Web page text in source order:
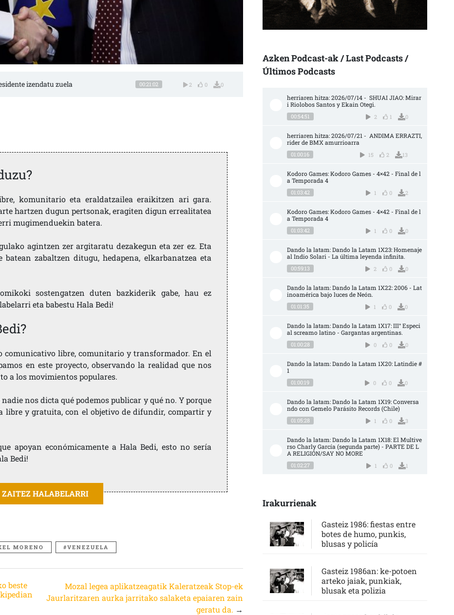
izendatu zuela 00:21:02 2 0 0
komunitario eta eraldatzailea eraikitzen ari gara.
hartzen dugun pertsonak, eragiten digun errealitatea
mugimenduekin batera.
agintzen zer argitaratu dezakegun eta zer ez. Eta
zabaltzen ditugu, hedapena, elkarbanatzea eta
sostengatzen duten bazkiderik gabe, hau ez
eta babestu Hala Bedi!
comunicativo libre, comunitario y transformador. En el
en este proyecto, observando la realidad que nos
a los movimientos populares.
nos dicta qué podemos publicar y qué no. Y porque
libre y gratuita, con el objetivo de difundir, compartir y
apoyan económicamente a Hala Bedi, esto no sería
Bedi!
ZAITEZ HALABELARRI
MORENO VENEZUELA
beste
Mozal legea aplikatzeagatik Kaleratzeak Stop-ek
Jaurlaritzaren aurka jarritako salaketa epaiaren zain
geratu da. →
Azken Podcast-ak / Last Podcasts /
Últimos Podcasts
herriaren hitza: 2026/07/14 -  SHUAI JIAO: Mirar
i Riolobos Santos y Ekain Otegi.
00:54:51 2 1 0
herriaren hitza: 2026/07/21 -  ANDIMA ERRAZTI,
rider de BMX amurrioarra
01:00:16 15 2 13
Kodoro Games: Kodoro Games - 4×42 - Final de l
a Temporada 4
01:03:42 1 0 2
Kodoro Games: Kodoro Games - 4×42 - Final de l
a Temporada 4
01:03:42 1 0 0
Dando la latam: Dando la Latam 1X23: Homenaje
al Indio Solari - La última leyenda infinita.
00:59:13 2 0 0
Dando la latam: Dando la Latam 1X22: 2006 - Lat
inoamérica bajo luces de Neón.
01:01:35 1 0 0
Dando la latam: Dando la Latam 1X17: III° Especi
al screamo latino - Gargantas argentinas.
01:00:28 0 0 0
Dando la latam: Dando la Latam 1X20: Latindie #
1
01:00:19 0 0 0
Dando la latam: Dando la Latam 1X19: Conversa
ndo con Gemelo Parásito Records (Chile)
01:05:28 1 0 3
Dando la latam: Dando la Latam 1X18: El Multive
rso Charly García (segunda parte) - PARTE DE L
A RELIGIÓN/SAY NO MORE
01:02:27 1 0 1
Irakurrienak
Gasteiz 1986: fiestas entre
botes de humo, punkis,
blusas y policía
Gasteiz 1986an: ke-potoen
arteko jaiak, punkiak,
blusak eta polizia